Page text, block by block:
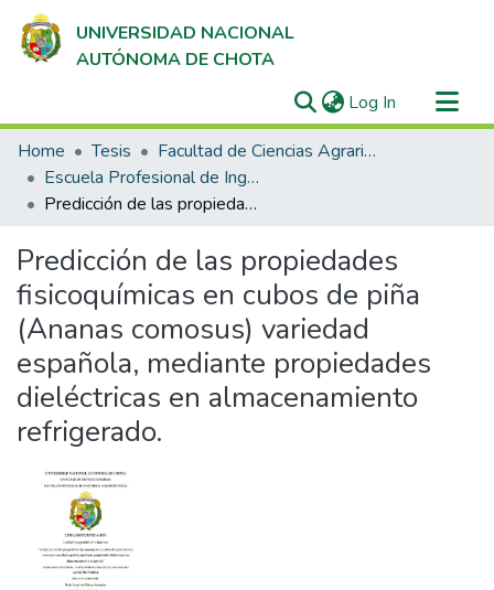
UNIVERSIDAD NACIONAL
AUTÓNOMA DE CHOTA
Log In (current)
Communities & Collections
All of DSpace
Statistics
Home Tesis
Facultad de Ciencias Agrarias
Escuela Profesional de Ingeniería Agroindustrial
Predicción de las propiedades fisicoquímicas en cubos de piña (Ananas comosus) variedad española, mediante propiedades dieléctricas en almacenamiento refrigerado.
Predicción de las propiedades
fisicoquímicas en cubos de piña
(Ananas comosus) variedad
española, mediante propiedades
dieléctricas en almacenamiento
refrigerado.